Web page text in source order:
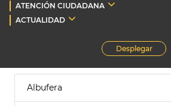
ATENCIÓN CIUDADANA
ACTUALIDAD
Desplegar
Albufera